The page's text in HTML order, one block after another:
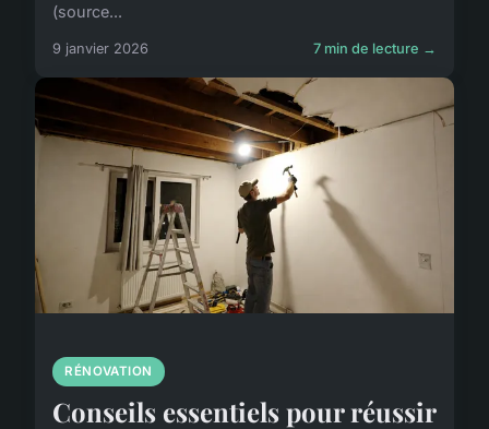
(source...
9 janvier 2026 7 min de lecture →
RÉNOVATION
Conseils essentiels pour réussir